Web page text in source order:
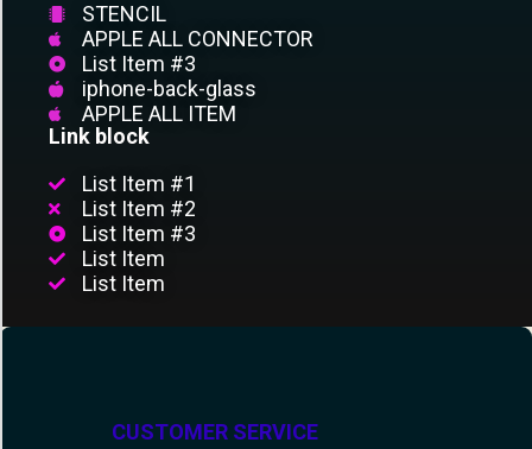
STENCIL
APPLE ALL CONNECTOR
List Item #3
iphone-back-glass
APPLE ALL ITEM
Link block
List Item #1
List Item #2
List Item #3
List Item
List Item
CUSTOMER SERVICE